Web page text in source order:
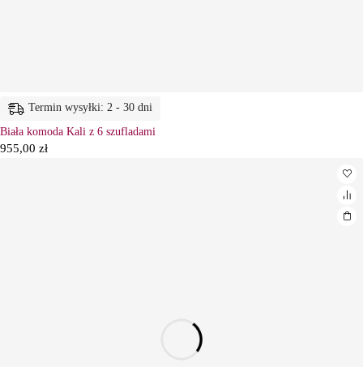
Termin wysyłki: 2 - 30 dni
Biała komoda Kali z 6 szufladami
955,00 zł